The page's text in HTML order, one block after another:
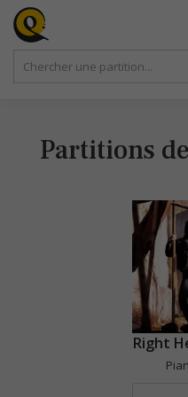
Partitions
Right